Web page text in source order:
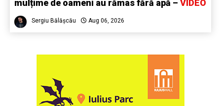
mulțime de oameni au rămas fără apă – VIDEO
Sergiu Bălășcău Aug 06, 2026